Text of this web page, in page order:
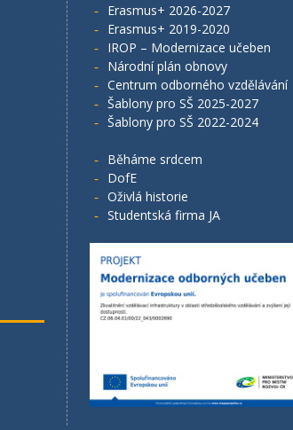
Erasmus+ 2026-2027
Erasmus+ 2019-2020
IROP – Modernizace učeben
Národní plán obnovy
Centrum odborného vzdělávání
Šablony pro SŠ 2025-2027
Šablony pro SŠ 2022-2024
Běháme srdcem
DofE
Oživlá historie
Studentská firma JA